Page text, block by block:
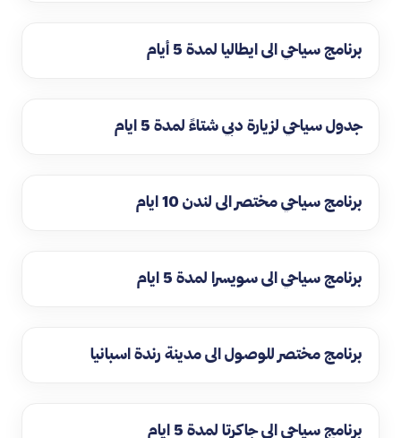
برنامج سياحي الى ايطاليا لمدة 5 أيام
جدول سياحي لزيارة دبي شتاءً لمدة 5 ايام
برنامج سياحي مختصر الى لندن 10 ايام
برنامج سياحي الى سويسرا لمدة 5 ايام
برنامج مختصر للوصول الى مدينة رندة اسبانيا
برنامج سياحي الى جاكرتا لمدة 5 ايام